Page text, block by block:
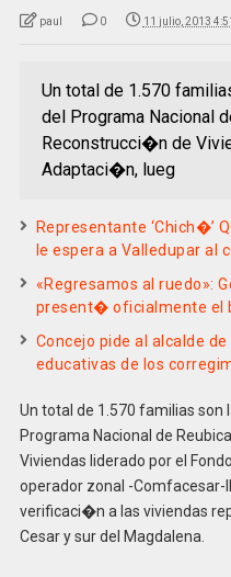
paul 0 11 julio, 2013 4:51
Un total de 1.570
del Programa Nacional
Reconstrucci�n de
Adaptaci�n, lueg
Representante ‘Chich�’
le espera a Valledupar al
«Regresamos al ruedo»:
present� oficialmente el
Concejo pide al alcalde
educativas de los
Un total de 1.570 familias son
Programa Nacional de
Viviendas liderado por el
operador zonal -Comfacesar-
verificaci�n a las viviendas
Cesar y sur del Magdalena.